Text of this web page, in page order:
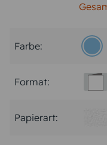
Farbe:
Format:
Papierart: